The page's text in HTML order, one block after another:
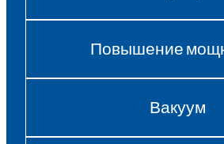
Повышение
Вакуум